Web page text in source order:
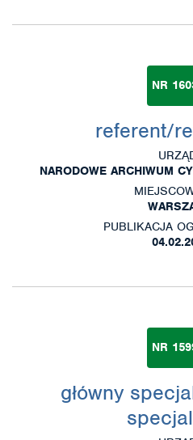
NR
referent/
NARODOWE ARCHIWUM
PUBLIKACJA
NR
główny